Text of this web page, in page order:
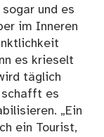
und es
im Inneren
es krieselt
täglich
schafft es
„Ein
ein Tourist,